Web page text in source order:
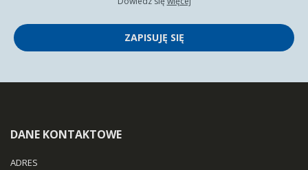
ZAPISUJĘ SIĘ
DANE KONTAKTOWE
ADRES